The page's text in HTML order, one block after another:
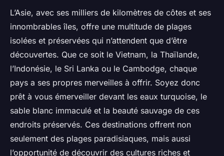
L’Asie, avec ses milliers de kilomètres de côtes et ses
innombrables îles, offre une multitude de plages
isolées et préservées qui n’attendent que d’être
découvertes. Que ce soit le Vietnam, la Thaïlande,
l’Indonésie, le Sri Lanka ou le Cambodge, chaque
pays a ses propres merveilles à offrir. Soyez donc
prêt à vous émerveiller devant les eaux turquoise, le
sable blanc immaculé et la beauté sauvage de ces
endroits préservés. Ces destinations offrent non
seulement des plages paradisiaques, mais aussi
l’opportunité de découvrir des cultures riches et